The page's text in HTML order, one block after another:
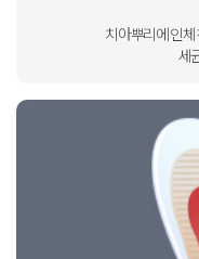
치아뿌리에 인
세